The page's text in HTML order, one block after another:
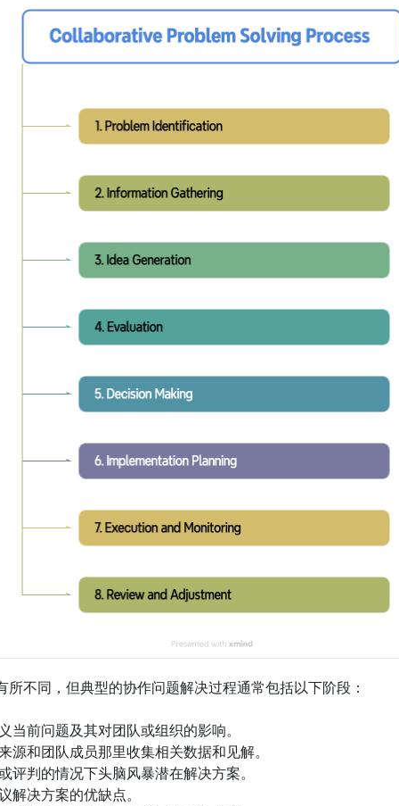
所不同，但典型的协作问题解决过程通常包括以下阶段：
当前问题及其对团队或组织的影响。
源和团队成员那里收集相关数据和见解。
评判的情况下头脑风暴潜在解决方案。
解决方案的优缺点。